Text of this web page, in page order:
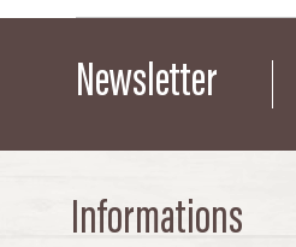
Newsletter
Informations